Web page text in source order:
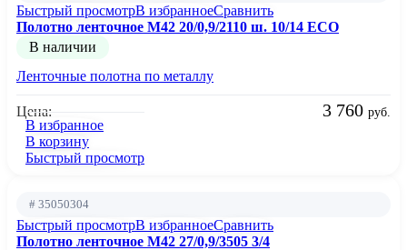
Быстрый просмотрВ избранноеСравнить
Полотно ленточное М42 20/0,9/2110 ш. 10/14 ECO
В наличии
Ленточные полотна по металлу
Цена: 3 760 руб.
В избранное
В корзину
Быстрый просмотр
# 35050304
Быстрый просмотрВ избранноеСравнить
Полотно ленточное М42 27/0,9/3505 3/4